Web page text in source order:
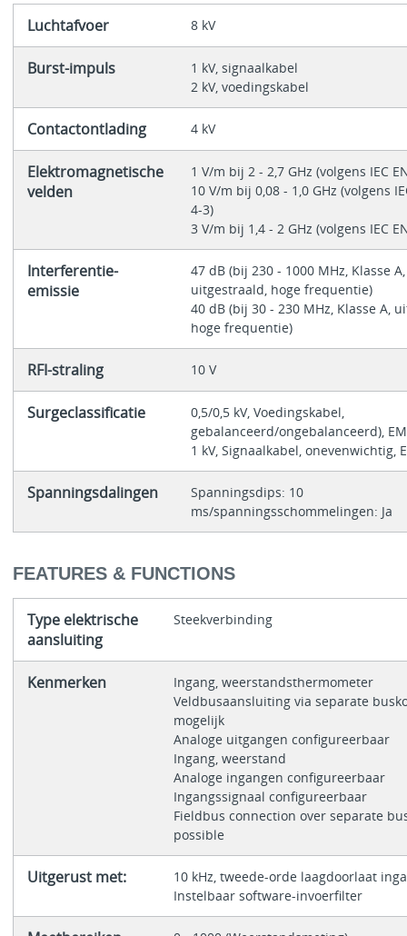
Luchtafvoer 8 kV
Burst-impuls
1 kV, signaalkabel
2 kV, voedingskabel
Contactontlading 4 kV
Elektromagnetische
velden
1 V/m bij 2 - 2,7 GHz (volgens IEC
10 V/m bij 0,08 - 1,0 GHz (volgens
4-3)
3 V/m bij 1,4 - 2 GHz (volgens IEC
Interferentie-
emissie
47 dB (bij 230 - 1000 MHz, Klasse A,
uitgestraald, hoge frequentie)
40 dB (bij 30 - 230 MHz, Klasse A,
hoge frequentie)
RFI-straling 10 V
Surgeclassificatie
0,5/0,5 kV, Voedingskabel,
gebalanceerd/ongebalanceerd),
1 kV, Signaalkabel, onevenwichtig,
Spanningsdalingen
Spanningsdips: 10
ms/spanningsschommelingen: Ja
FEATURES & FUNCTIONS
Type elektrische
aansluiting
Steekverbinding
Kenmerken
Ingang, weerstandsthermometer
Veldbusaansluiting via separate
mogelijk
Analoge uitgangen configureerbaar
Ingang, weerstand
Analoge ingangen configureerbaar
Ingangssignaal configureerbaar
Fieldbus connection over separate
possible
Uitgerust met:
10 kHz, tweede-orde laagdoorlaat
Instelbaar software-invoerfilter